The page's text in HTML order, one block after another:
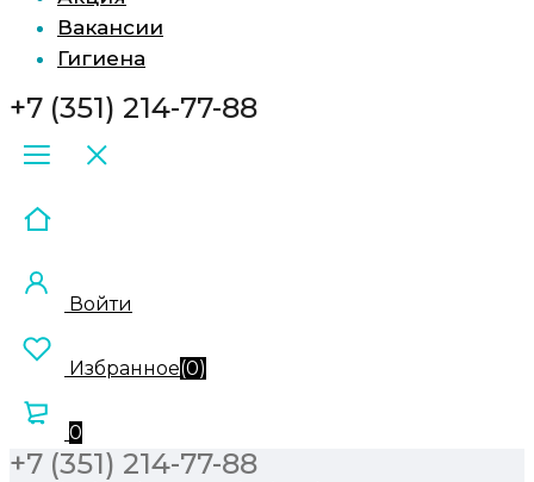
Вакансии
Гигиена
+7 (351) 214-77-88
Войти
Избранное(0)
0
+7 (351) 214-77-88